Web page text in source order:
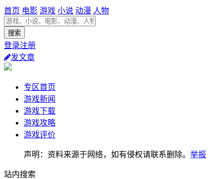
首页 电影 游戏 小说 动漫 人物
登录注册
发文章
专区首页
游戏新闻
游戏下载
游戏攻略
游戏评价
声明：资料来源于网络，如有侵权请联系删除。 举报
站内搜索